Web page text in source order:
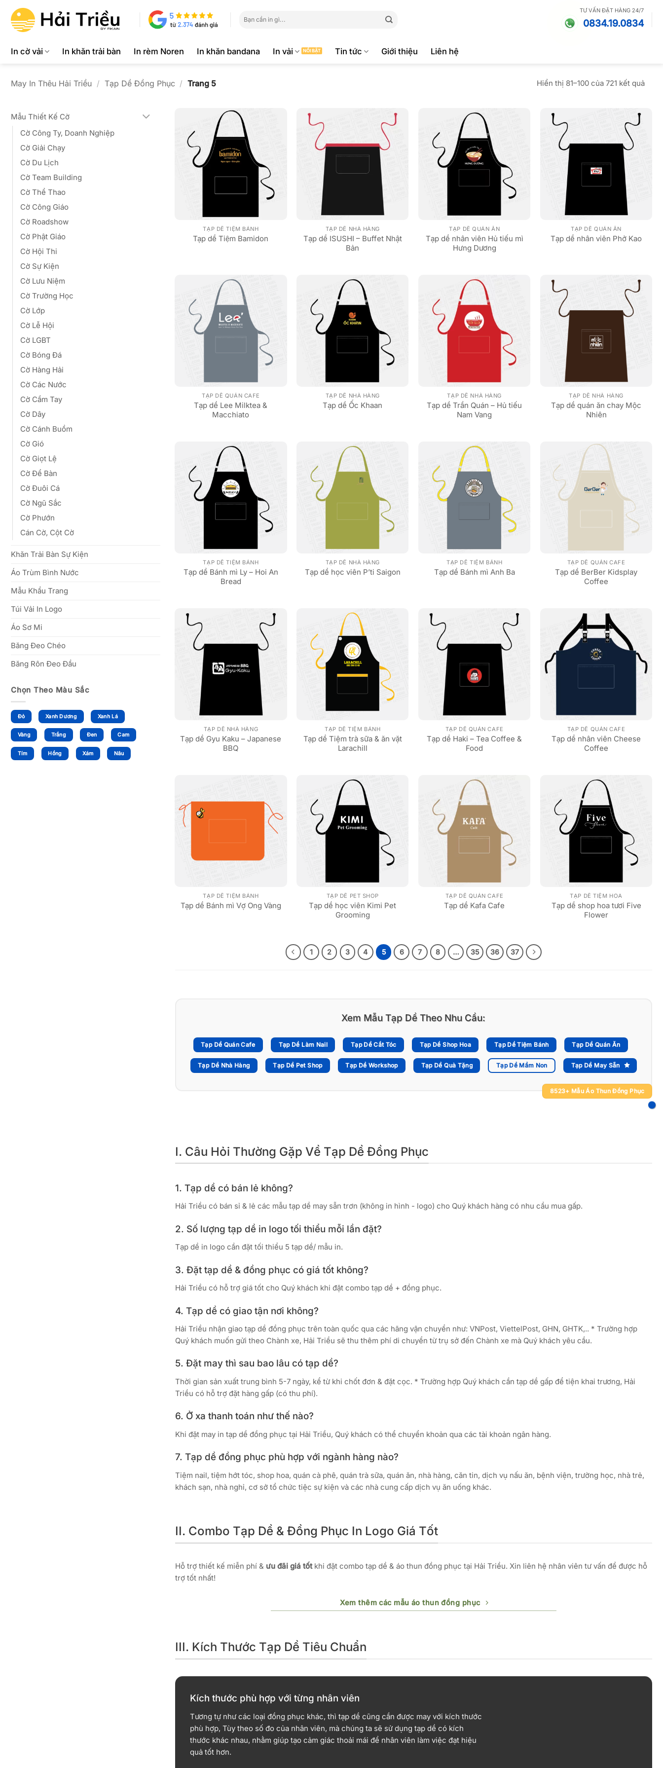
qua
kiếm:
TƯ VẤN ĐẶT HÀNG 24/7
0834.19.0834
In cờ vải In khăn trải bàn In rèm Noren In khăn bandana In vải Tin tức Giới thiệu Liên hệ
May In Thêu Hải Triều / Tạp Dề Đồng Phục / Trang 5 Hiển thị 81–100 của 721 kết quảĐã
Mẫu Thiết Kế Cờ
Cờ Công Ty, Doanh Nghiệp
Cờ Giải Chạy
Cờ Du Lịch
Cờ Team Building
Cờ Thể Thao
Cờ Công Giáo
Cờ Roadshow
Cờ Phật Giáo
Cờ Hội Thi
Cờ Sự Kiện
Cờ Lưu Niệm
Cờ Trường Học
Cờ Lớp
Cờ Lễ Hội
Cờ LGBT
Cờ Bóng Đá
Cờ Hàng Hải
Cờ Các Nước
Cờ Cầm Tay
Cờ Dây
Cờ Cánh Buồm
Cờ Gió
Cờ Giọt Lệ
Cờ Để Bàn
Cờ Đuôi Cá
Cờ Ngũ Sắc
Cờ Phướn
Cán Cờ, Cột Cờ
Khăn Trải Bàn Sự Kiện
Áo Trùm Bình Nước
Mẫu Khẩu Trang
Túi Vải In Logo
Áo Sơ Mi
Băng Đeo Chéo
Băng Rôn Đeo Đầu
Chọn Theo Màu Sắc
Đỏ Xanh Dương Xanh Lá
Vàng Trắng Đen Cam
Tím Hồng Xám Nâu
TẠP DỀ TIỆM BÁNH
Tạp dề Tiệm Bamidon
TẠP DỀ NHÀ HÀNG
Tạp dề ISUSHI – Buffet Nhật
Bản
TẠP DỀ QUÁN ĂN
Tạp dề nhân viên Hủ tiếu mì
Hưng Dương
TẠP DỀ QUÁN ĂN
Tạp dề nhân viên Phở Kao
TẠP DỀ QUÁN CAFE
Tạp dề Lee Milktea &
Macchiato
TẠP DỀ NHÀ HÀNG
Tạp dề Ốc Khaan
TẠP DỀ NHÀ HÀNG
Tạp dề Trần Quán – Hủ tiếu
Nam Vang
TẠP DỀ NHÀ HÀNG
Tạp dề quán ăn chay Mộc
Nhiên
TẠP DỀ TIỆM BÁNH
Tạp dề Bánh mì Ly – Hoi An
Bread
TẠP DỀ NHÀ HÀNG
Tạp dề học viên P’ti Saigon
TẠP DỀ TIỆM BÁNH
Tạp dề Bánh mì Anh Ba
TẠP DỀ QUÁN CAFE
Tạp dề BerBer Kidsplay
Coffee
TẠP DỀ NHÀ HÀNG
Tạp dề Gyu Kaku – Japanese
BBQ
TẠP DỀ TIỆM BÁNH
Tạp dề Tiệm trà sữa & ăn vặt
Larachill
TẠP DỀ QUÁN CAFE
Tạp dề Haki – Tea Coffee &
Food
TẠP DỀ QUÁN CAFE
Tạp dề nhân viên Cheese
Coffee
TẠP DỀ TIỆM BÁNH
Tạp dề Bánh mì Vợ Ong Vàng
TẠP DỀ PET SHOP
Tạp dề học viên Kimi Pet
Grooming
TẠP DỀ QUÁN CAFE
Tạp dề Kafa Cafe
TẠP DỀ TIỆM HOA
Tạp dề shop hoa tươi Five
Flower
1 2 3 4 5 6 7 8 … 35 36 37
Xem Mẫu Tạp Dề Theo Nhu Cầu:
Tạp Dề Quán Cafe Tạp Dề Làm Nail Tạp Dề Cắt Tóc Tạp Dề Shop Hoa Tạp Dề Tiệm Bánh Tạp Dề Quán Ăn
Tạp Dề Nhà Hàng Tạp Dề Pet Shop Tạp Dề Workshop Tạp Dề Quà Tặng Tạp Dề Mầm Non Tạp Dề May Sẵn
8523+ Mẫu Áo Thun Đồng Phục
I. Câu Hỏi Thường Gặp Về Tạp Dề Đồng Phục
1. Tạp dề có bán lẻ không?
Hải Triều có bán sỉ & lẻ các mẫu tạp dề may sẵn trơn (không in hình - logo) cho Quý khách hàng có nhu cầu mua gấp.
2. Số lượng tạp dề in logo tối thiểu mỗi lần đặt?
Tạp dề in logo cần đặt tối thiểu 5 tạp dề/ mẫu in.
3. Đặt tạp dề & đồng phục có giá tốt không?
Hải Triều có hỗ trợ giá tốt cho Quý khách khi đặt combo tạp dề + đồng phục.
4. Tạp dề có giao tận nơi không?
Hải Triều nhận giao tạp dề đồng phục trên toàn quốc qua các hãng vận chuyển như: VNPost, ViettelPost, GHN, GHTK,.. * Trường hợp
Quý khách muốn gửi theo Chành xe, Hải Triều sẽ thu thêm phí di chuyển từ trụ sở đến Chành xe mà Quý khách yêu cầu.
5. Đặt may thì sau bao lâu có tạp dề?
Thời gian sản xuất trung bình 5-7 ngày, kể từ khi chốt đơn & đặt cọc. * Trường hợp Quý khách cần tạp dề gấp để tiện khai trương, Hải
Triều có hỗ trợ đặt hàng gấp (có thu phí).
6. Ở xa thanh toán như thế nào?
Khi đặt may in tạp dề đồng phục tại Hải Triều, Quý khách có thể chuyển khoản qua các tài khoản ngân hàng.
7. Tạp dề đồng phục phù hợp với ngành hàng nào?
Tiệm nail, tiệm hớt tóc, shop hoa, quán cà phê, quán trà sữa, quán ăn, nhà hàng, căn tin, dịch vụ nấu ăn, bệnh viện, trường học, nhà trẻ,
khách sạn, nhà nghỉ, cơ sở tổ chức tiệc sự kiện và các nhà cung cấp dịch vụ ăn uống khác.
II. Combo Tạp Dề & Đồng Phục In Logo Giá Tốt
Hỗ trợ thiết kế miễn phí & ưu đãi giá tốtkhi đặt combo tạp dề & áo thun đồng phục tại Hải Triều. Xin liên hệ nhân viên tư vấn để được hỗ
trợ tốt nhất!
Xem thêm các mẫu áo thun đồng phục
III. Kích Thước Tạp Dề Tiêu Chuẩn
Kích thước phù hợp với từng nhân viên
Tương tự như các loại đồng phục khác, thì tạp dề cũng cần được may với kích thước
phù hợp, Tùy theo số đo của nhân viên, mà chúng ta sẽ sử dụng tạp dề có kích
thước khác nhau, nhằm giúp tạo cảm giác thoải mái để nhân viên làm việc đạt hiệu
quả tốt hơn.